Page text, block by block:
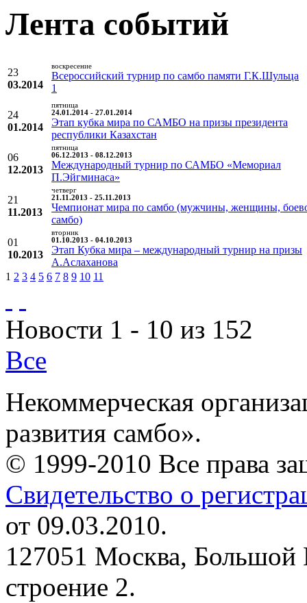
Лента событий
23
03.2014
воскресение
Всероссийский турнир по самбо памяти Г.К.Шульца
1
24
01.2014
пятница
24.01.2014 - 27.01.2014
Этап кубка мира по САМБО на призы президента
республики Казахстан
06
12.2013
пятница
06.12.2013 - 08.12.2013
Международный турнир по САМБО «Мемориал
П.Эйгминаса»
21
11.2013
четверг
21.11.2013 - 25.11.2013
Чемпионат мира по самбо (мужчины, женщины,
самбо)
01
10.2013
вторник
01.10.2013 - 04.10.2013
Этап Кубка мира – международный турнир на призы
А.Аслаханова
1 2 3 4 5 6 7 8 9 10 11
Новости 1 - 10 из 152
Все
Некоммерческая
развития самбо».
© 1999-2010 Все права
Свидетельство о
от 09.03.2010.
127051 Москва, Большой
строение 2.